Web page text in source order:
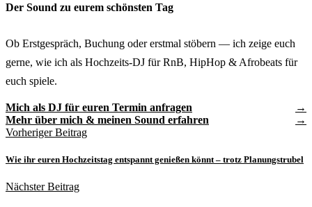
Der Sound zu eurem schönsten Tag
Ob Erstgespräch, Buchung oder erstmal stöbern — ich zeige euch
gerne, wie ich als Hochzeits-DJ für RnB, HipHop & Afrobeats für
euch spiele.
Mich als DJ für euren Termin anfragen
Mehr über mich & meinen Sound erfahren
Vorheriger Beitrag
Wie ihr euren Hochzeitstag entspannt genießen könnt – trotz Planungstrubel
Nächster Beitrag